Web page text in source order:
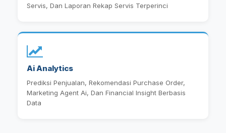
Servis, Dan Laporan Rekap Servis Terperinci
Ai Analytics
Prediksi Penjualan, Rekomendasi Purchase Order,
Marketing Agent Ai, Dan Financial Insight Berbasis
Data